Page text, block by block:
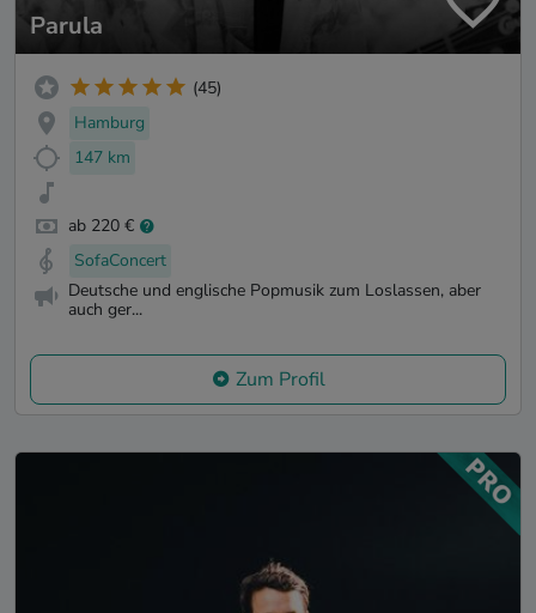
Parula
(45)
Hamburg
147 km
ab 220 €
SofaConcert
Deutsche und englische Popmusik zum Loslassen, aber
auch ger...
Zum Profil